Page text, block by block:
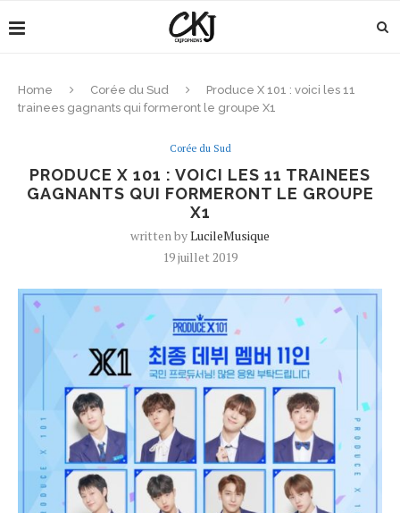
Home Corée du Sud
Produce X 101 : voici les 11
trainees gagnants qui formeront le groupe X1
Corée du Sud
PRODUCE X 101 : VOICI LES 11 TRAINEES
GAGNANTS QUI FORMERONT LE GROUPE
X1
written byLucileMusique
19 juillet 2019